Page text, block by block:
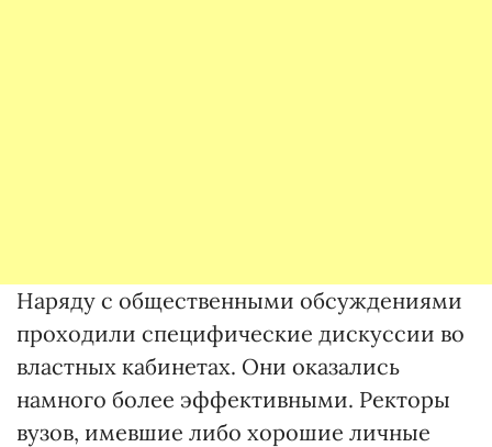
Наряду с общественными обсуждениями
проходили специфические дискуссии во
властных кабинетах. Они оказались
намного более эффективными. Ректоры
вузов, имевшие либо хорошие личные